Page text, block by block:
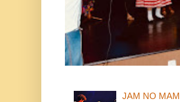
JAM NO MAM